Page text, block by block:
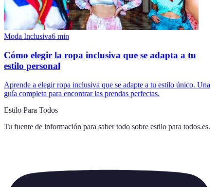
Moda Inclusiva6 min
Cómo elegir la ropa inclusiva que se adapta a tu
estilo personal
Aprende a elegir ropa inclusiva que se adapte a tu estilo único. Una
guía completa para encontrar las prendas perfectas.
Estilo Para Todos
Tu fuente de información para saber todo sobre estilo para todos.es.